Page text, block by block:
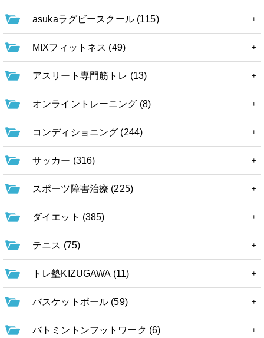
asukaラグビースクール (115)
MIXフィットネス (49)
アスリート専門筋トレ (13)
オンライントレーニング (8)
コンディショニング (244)
サッカー (316)
スポーツ障害治療 (225)
ダイエット (385)
テニス (75)
トレ塾KIZUGAWA (11)
バスケットボール (59)
バトミントンフットワーク (6)